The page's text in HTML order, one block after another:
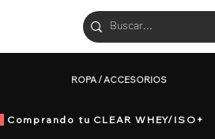
ROPA / ACCESORIOS
Comprando tu CLEAR WHEY/ISO+